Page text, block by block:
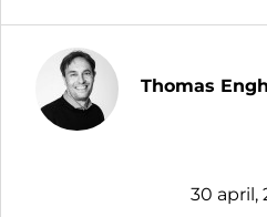
Thomas
30 april,